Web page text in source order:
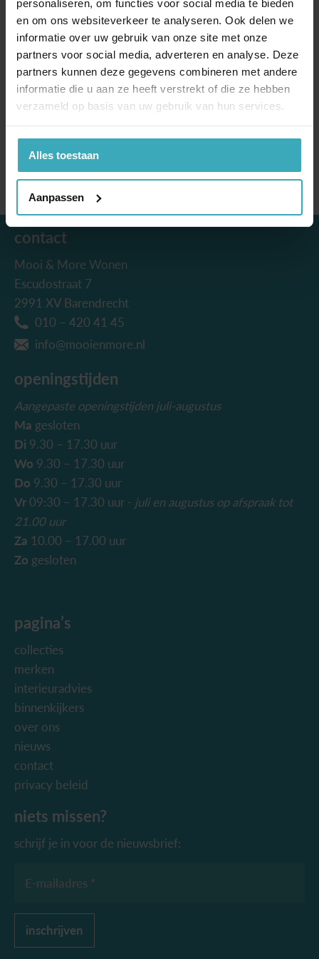
personaliseren, om functies voor social media te bieden
en om ons websiteverkeer te analyseren. Ook delen we
informatie over uw gebruik van onze site met onze
partners voor social media, adverteren en analyse. Deze
partners kunnen deze gegevens combineren met andere
informatie die u aan ze heeft verstrekt of die ze hebben
verzameld op basis van uw gebruik van hun services.
Alles toestaan
Aanpassen
een stijlvolle en praktische verlichting zonder
overbodige details. Een subtiele blikvanger die zorgt
voor comfort en rust in elke ruimte.
Extra informatie
Bij Mooi&More vindt u meer producten van het
merk Ferrolight.
Meer informatie over het merk Ferrolight vindt u
hier.
contact
Mooi & More Wonen
Escudostraat 7
2991 XV Barendrecht
010 – 420 41 45
info@mooienmore.nl
openingstijden
Aangepaste openingstijden juli-augustus
Ma gesloten
Di 9.30 – 17.30 uur
Wo 9.30 – 17.30 uur
Do 9.30 – 17.30 uur
Vr 09:30 – 17.30 uur - juli en augustus op afspraak tot
21.00 uur
Za 10.00 – 17.00 uur
Zo gesloten
pagina’s
collecties
merken
interieuradvies
binnenkijkers
over ons
nieuws
contact
privacy beleid
niets missen?
schrijf je in voor de nieuwsbrief:
E-mailadres *
inschrijven